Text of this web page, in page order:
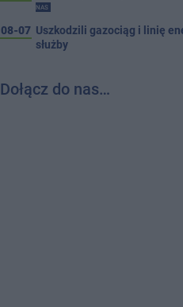
NAS
08-07 Uszkodzili gazociąg i linię
służby
Dołącz do nas…